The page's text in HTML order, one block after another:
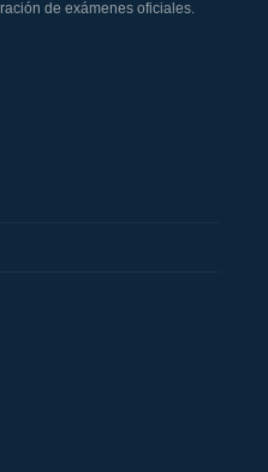
de exámenes oficiales.